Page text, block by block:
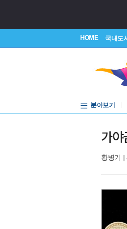
HOME 국내도
분야보기
가야
황병기 |